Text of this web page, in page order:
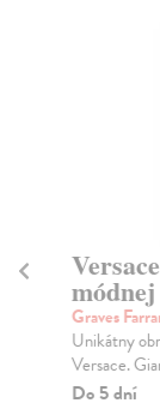
Graves
Unikátny
Versace.
Do 5 dní